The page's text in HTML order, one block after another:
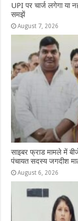
UPI पर चार्ज लगेगा या
समझें
August 7, 2026
साइबर फ्राड मामले में
पंचायत सदस्य जगदीश
August 6, 2026